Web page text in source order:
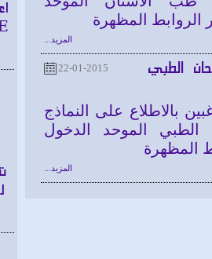
المظهرة
المزيد...
22-01-2015 الطبي
بالاطلاع على النماذج
الطبي الموحد الدخول
المزيد...